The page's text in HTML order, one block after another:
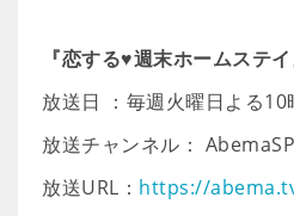
『恋する♥​​​​​​​週末ホームステイ
放送日 ：毎週火曜日よる10
放送チャンネル：
放送URL： https://